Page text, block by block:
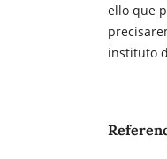
ello que
instituto